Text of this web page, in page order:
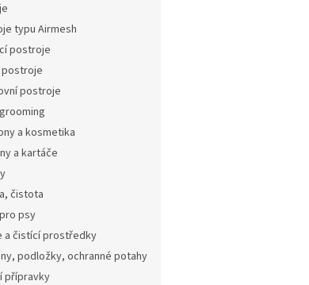
typu Airmesh
postroje
postroje
postroje
a kosmetika
a kartáče
čistota
psy
a čistící prostředky
podložky, ochranné potahy
přípravky